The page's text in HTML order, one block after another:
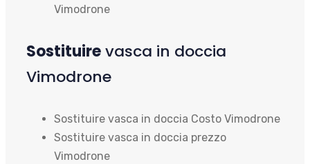
Vimodrone
Sostituirevasca in doccia
Vimodrone
Sostituire vasca in doccia Costo Vimodrone
Sostituire vasca in doccia prezzo
Vimodrone